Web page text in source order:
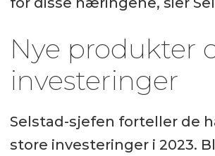
Nye produkter
investeringer
Selstad-sjefen forteller de
store investeringer i 2023.